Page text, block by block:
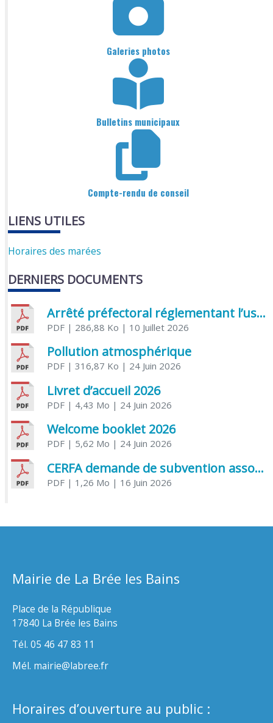
Galeries photos
Bulletins municipaux
Compte-rendu de conseil
LIENS UTILES
Horaires des marées
DERNIERS DOCUMENTS
Arrêté préfectoral réglementant l’usage de l’eau
PDF| 286,88 Ko | 10 Juillet 2026
Pollution atmosphérique
PDF| 316,87 Ko | 24 Juin 2026
Livret d’accueil 2026
PDF| 4,43 Mo | 24 Juin 2026
Welcome booklet 2026
PDF| 5,62 Mo | 24 Juin 2026
CERFA demande de subvention association
PDF| 1,26 Mo | 16 Juin 2026
Mairie de La Brée les Bains
Place de la République
17840 La Brée les Bains
Tél. 05 46 47 83 11
Mél. mairie@labree.fr
Horaires d’ouverture au public :